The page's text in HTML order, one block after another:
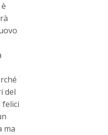
del
ma